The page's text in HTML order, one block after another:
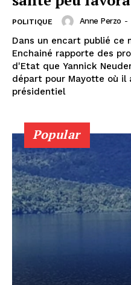
POLITIQUE Anne Perzo -
Dans un encart publié ce
Enchainé rapporte des
d'Etat que Yannick
départ pour Mayotte où il
présidentiel
Popular